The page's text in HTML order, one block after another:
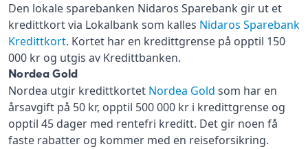
Den lokale sparebanken Nidaros Sparebank gir ut et
kredittkort via Lokalbank som kalles Nidaros Sparebank
Kredittkort. Kortet har en kredittgrense på opptil 150
000 kr og utgis av Kredittbanken.
Nordea Gold
Nordea utgir kredittkortet Nordea Gold som har en
årsavgift på 50 kr, opptil 500 000 kr i kredittgrense og
opptil 45 dager med rentefri kreditt. Det gir noen få
faste rabatter og kommer med en reiseforsikring.